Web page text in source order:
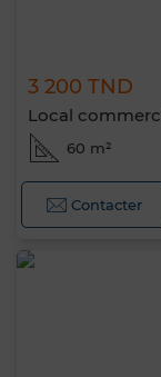
3 200 TND
Local
60 m²
Contacter